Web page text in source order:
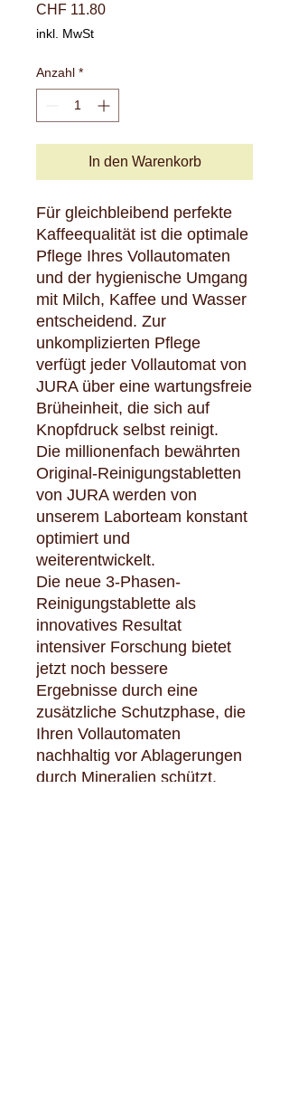
CHF 11.80Preis
inkl. MwSt
Anzahl *
In den Warenkorb
Für gleichbleibend perfekte
Kaffeequalität ist die optimale
Pflege Ihres Vollautomaten
und der hygienische Umgang
mit Milch, Kaffee und Wasser
entscheidend. Zur
unkomplizierten Pflege
verfügt jeder Vollautomat von
JURA über eine wartungsfreie
Brüheinheit, die sich auf
Knopfdruck selbst reinigt.
Die millionenfach bewährten
Original-Reinigungstabletten
von JURA werden von
unserem Laborteam konstant
optimiert und
weiterentwickelt.
Die neue 3-Phasen-
Reinigungstablette als
innovatives Resultat
intensiver Forschung bietet
jetzt noch bessere
Ergebnisse durch eine
zusätzliche Schutzphase, die
Ihren Vollautomaten
nachhaltig vor Ablagerungen
durch Mineralien schützt.